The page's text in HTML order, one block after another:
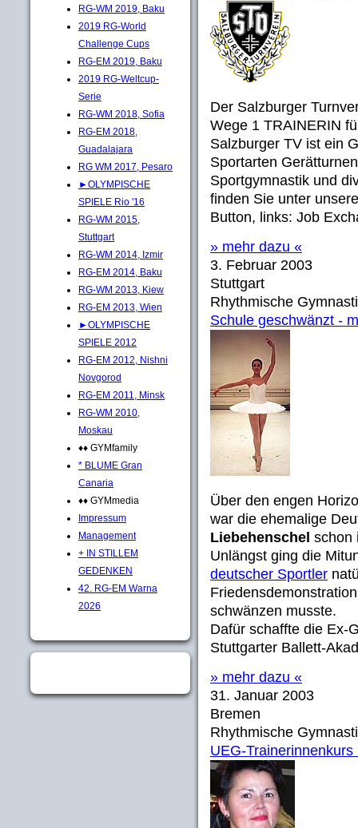
RG-WM 2019, Baku
2019 RG-World
Challenge Cups
RG-EM 2019, Baku
2019 RG-Weltcup-
Serie
RG-WM 2018, Sofia
RG-EM 2018,
Guadalajara
RG WM 2017, Pesaro
►OLYMPISCHE
SPIELE Rio '16
RG-WM 2015,
Stuttgart
RG-WM 2014, Izmir
RG-EM 2014, Baku
RG-WM 2013, Kiew
RG-EM 2013, Wien
►OLYMPISCHE
SPIELE 2012
RG-EM 2012, Nishni
Novgorod
RG-EM 2011, Minsk
RG-WM 2010,
Moskau
♦♦ GYMfamily
* BLUME Gran
Canaria
♦♦ GYMmedia
Impressum
Management
+ IN STILLEM
GEDENKEN
42. RG-EM Warna
2026
Der Salzburger
Wege 1 TRAINERIN
Salzburger TV ist ein
Sportarten
Sportgymnastik und
finden Sie unter
Button, links: Job
» mehr dazu «
3. Februar 2003
Stuttgart
Rhythmische
Schule geschwänzt -
Über den engen
war die ehemalige
Liebehenschel schon
Unlängst ging die
deutscher Sportler
schwänzen musste.
Dafür schaffte die Ex-
Stuttgarter Ballett-
» mehr dazu «
31. Januar 2003
Bremen
Rhythmische
UEG-Trainerinnenkurs